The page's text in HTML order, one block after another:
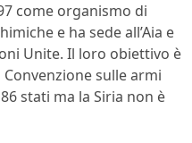
come organismo di
e ha sede all’Aia e
Unite. Il loro obiettivo è
sulle armi
stati ma la Siria non è